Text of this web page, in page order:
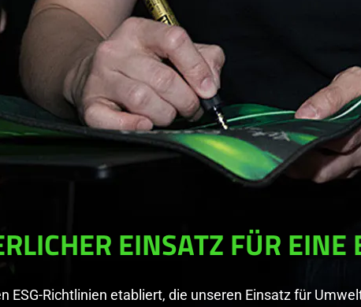
EINSATZ FÜR EINE
ESG-Richtlinien etabliert, die unseren Einsatz für